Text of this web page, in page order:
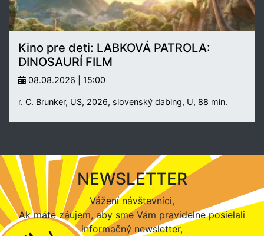
Kino pre deti: LABKOVÁ PATROLA:
DINOSAURÍ FILM
08.08.2026 | 15:00
r. C. Brunker, US, 2026, slovenský dabing, U, 88 min.
NEWSLETTER
Vážení návštevníci,
Ak máte záujem, aby sme Vám pravidelne posielali
informačný newsletter,